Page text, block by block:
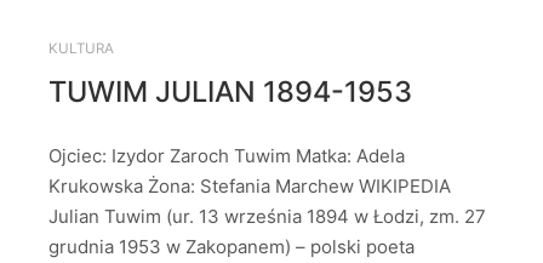
KULTURA
TUWIM JULIAN 1894-1953
Ojciec: Izydor Zaroch Tuwim Matka: Adela
Krukowska Żona: Stefania Marchew WIKIPEDIA
Julian Tuwim (ur. 13 września 1894 w Łodzi, zm. 27
grudnia 1953 w Zakopanem) – polski poeta